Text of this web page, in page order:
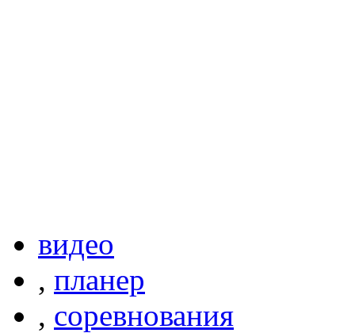
видео
, планер
, соревнования